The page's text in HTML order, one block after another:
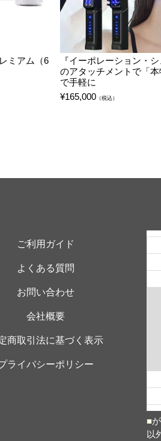
ミアム（6
『イーポレーション・
のアタッチメントで「
で手軽に
¥165,000 （税込）
ご利用ガイド
よくある質問
お問い合わせ
会社概要
商取引法に基づく表示
ライバシーポリシー
■
以